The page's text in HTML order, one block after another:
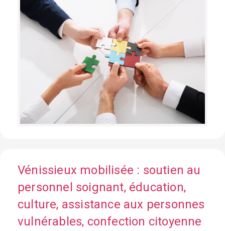
Vénissieux mobilisée : soutien au
personnel soignant, éducation,
culture, assistance aux personnes
vulnérables, confection citoyenne